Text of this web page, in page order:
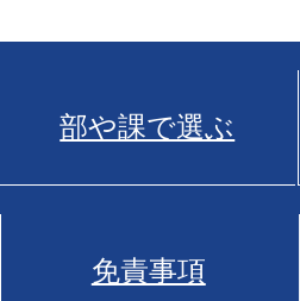
部や課で選ぶ
免責事項